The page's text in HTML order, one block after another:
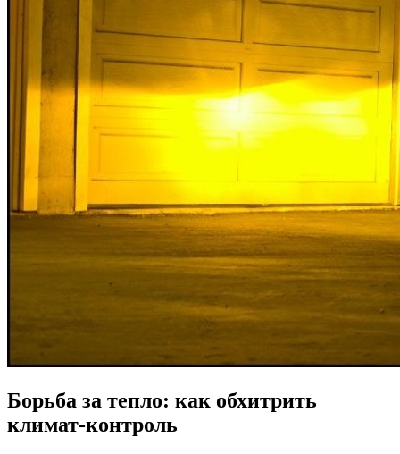
Борьба за тепло: как обхитрить
климат-контроль